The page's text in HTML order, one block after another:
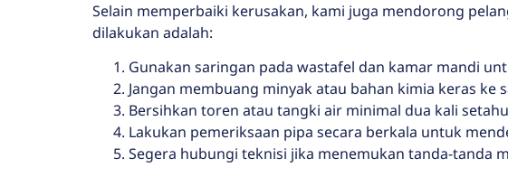
Selain memperbaiki kerusakan, kami juga mendorong
dilakukan adalah:
Gunakan saringan pada wastafel dan kamar mandi
Jangan membuang minyak atau bahan kimia keras ke
Bersihkan toren atau tangki air minimal dua kali
Lakukan pemeriksaan pipa secara berkala untuk
Segera hubungi teknisi jika menemukan tanda-tanda